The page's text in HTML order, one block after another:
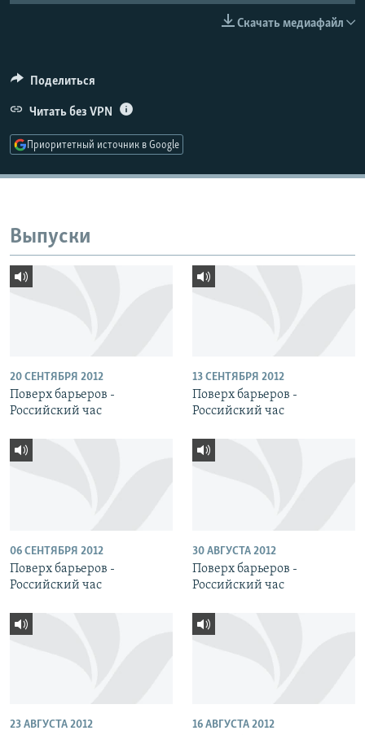
СОЦИАЛЬНЫЕ СЕТИ
Скачать медиафайл
Поделиться
Читать без VPN
Приоритетный источник в Google
Выпуски
20 СЕНТЯБРЯ 2012
Поверх барьеров -
Российский час
13 СЕНТЯБРЯ 2012
Поверх барьеров -
Российский час
06 СЕНТЯБРЯ 2012
Поверх барьеров -
Российский час
30 АВГУСТА 2012
Поверх барьеров -
Российский час
23 АВГУСТА 2012 16 АВГУСТА 2012